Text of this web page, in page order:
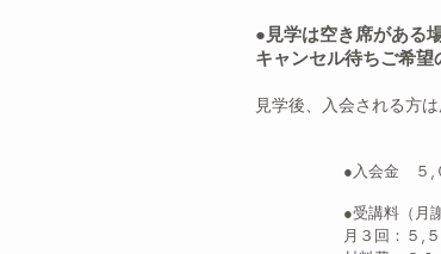
●見学は空き席がある
キャンセル待ちご希望
見学後、入会される方
●入会金
５
●受講料（月
月３回：５,